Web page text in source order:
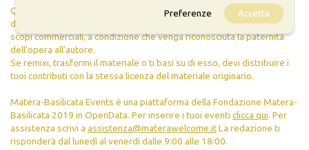
Quanto realizzato è sottoposto a licenza CC-BY-SA che permette di
distribuire, modificare, creare opere derivate dall'originale, anche a
scopi commerciali, a condizione che venga riconosciuta la paternità
dell'opera all'autore.
Se remixi, trasformi il materiale o ti basi su di esso, devi distribuire i
tuoi contributi con la stessa licenza del materiale originario.
Matera-Basilicata Events è una piattaforma della Fondazione Matera-
Basilicata 2019 in OpenData. Per inserire i tuoi eventi clicca qui. Per
assistenza scrivi a assistenza@materawelcome.itLa redazione ti
risponderà dal lunedì al venerdì dalle 9:00 alle 18:00.
Preferenze
Accetta